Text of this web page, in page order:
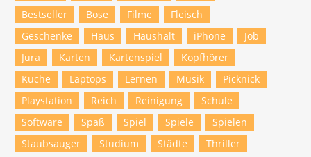
Bestseller
Bose Filme
Fleisch
Geschenke
Haus Haushalt iPhone
Job
Jura
Karten Kartenspiel
Kopfhörer
Küche
Laptops Lernen Musik
Picknick
Playstation
Reich Reinigung
Schule
Software
Spaß Spiel Spiele
Spielen
Staubsauger
Studium Städte
Thriller